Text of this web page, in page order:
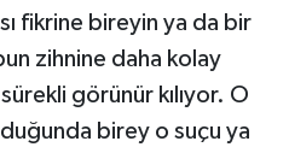
fikrine bireyin ya da bir
zihnine daha kolay
görünür kılıyor. O
birey o suçu ya